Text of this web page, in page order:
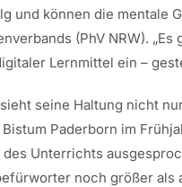
und können die mentale
(PhV NRW).
Lernmittel ein –
sieht seine Haltung nicht
Bistum Paderborn im
Unterrichts
noch größer als